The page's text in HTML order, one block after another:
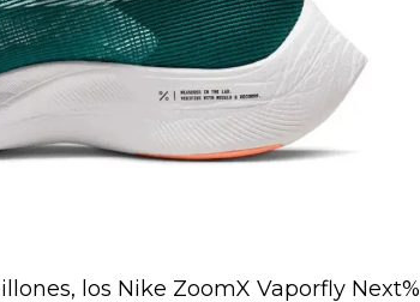
los Nike ZoomX Vaporfly Next%